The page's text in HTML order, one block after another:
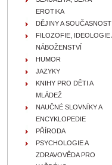
EROTIKA
DĚJINY A SOUČASNOST
FILOZOFIE, IDEOLOGIE
NÁBOŽENSTVÍ
HUMOR
JAZYKY
KNIHY PRO DĚTI A
MLÁDEŽ
NAUČNÉ SLOVNÍKY A
ENCYKLOPEDIE
PŘÍRODA
PSYCHOLOGIE A
ZDRAVOVĚDA PRO